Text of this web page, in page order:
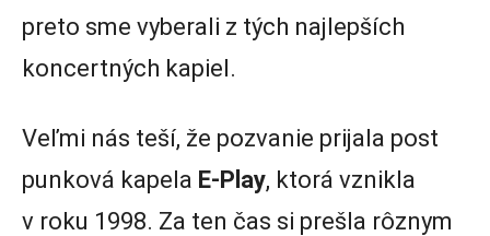
preto sme vyberali z tých najlepších
koncertných kapiel.
Veľmi nás teší, že pozvanie prijala post
punková kapela E-Play, ktorá vznikla
v roku 1998. Za ten čas si prešla rôznym